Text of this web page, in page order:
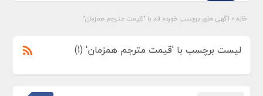
خانه » آگهی های برچسب خورده اند با "قیمت مترجم همزمان"
لیست برچسب با 'قیمت مترجم همزمان' (1)